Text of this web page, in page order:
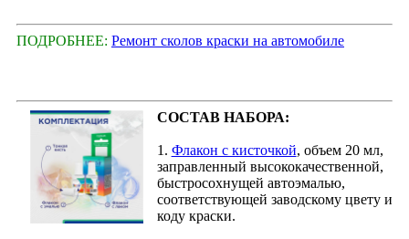
ПОДРОБНЕЕ: Ремонт сколов краски на автомобиле
СОСТАВ НАБОРА:
1. Флакон с кисточкой, объем 20 мл,
заправленный высококачественной,
быстросохнущей автоэмалью,
соответствующей заводскому цвету и
коду краски.